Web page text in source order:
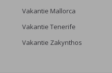
Vakantie Mallorca
Vakantie Tenerife
Vakantie Zakynthos